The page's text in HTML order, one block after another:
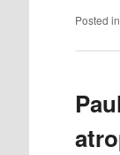
Posted in